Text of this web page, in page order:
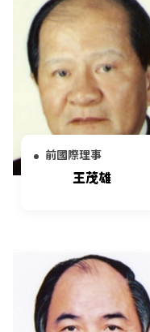
前國際理事
王茂雄